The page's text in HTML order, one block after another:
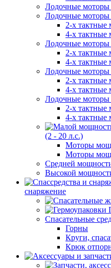
Лодочные моторы
Лодочные моторы
2-х тактные
4-х тактные
Лодочные моторы
2-х тактные
4-х тактные
Лодочные моторы
2-х тактные
4-х тактные
Лодочные моторы
2-х тактные
4-х тактные
(2 - 20 л.с.)
Моторы
Моторы
Средней
Высокой
снаряжение
Спасательные
Горны
Круги,
Крюк